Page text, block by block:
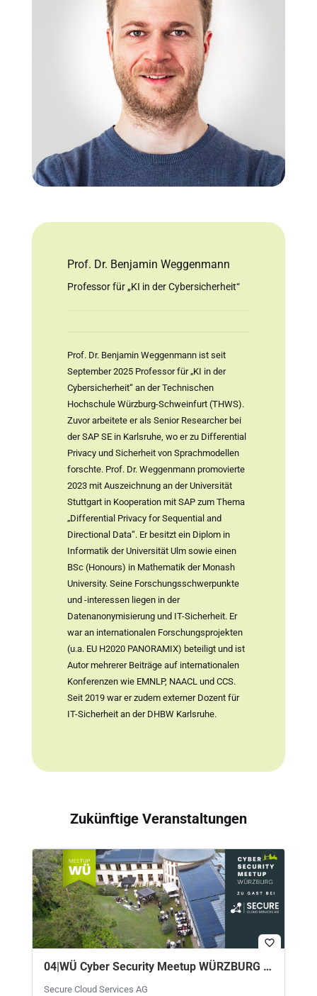
Prof. Dr. Benjamin Weggenmann
Professor für „KI in der Cybersicherheit“
Prof. Dr. Benjamin Weggenmann ist seit
September 2025 Professor für „KI in der
Cybersicherheit“ an der Technischen
Hochschule Würzburg-Schweinfurt (THWS).
Zuvor arbeitete er als Senior Researcher bei
der SAP SE in Karlsruhe, wo er zu Differential
Privacy und Sicherheit von Sprachmodellen
forschte. Prof. Dr. Weggenmann promovierte
2023 mit Auszeichnung an der Universität
Stuttgart in Kooperation mit SAP zum Thema
„Differential Privacy for Sequential and
Directional Data“. Er besitzt ein Diplom in
Informatik der Universität Ulm sowie einen
BSc (Honours) in Mathematik der Monash
University. Seine Forschungsschwerpunkte
und -interessen liegen in der
Datenanonymisierung und IT-Sicherheit. Er
war an internationalen Forschungsprojekten
(u.a. EU H2020 PANORAMIX) beteiligt und ist
Autor mehrerer Beiträge auf internationalen
Konferenzen wie EMNLP, NAACL und CCS.
Seit 2019 war er zudem externer Dozent für
IT-Sicherheit an der DHBW Karlsruhe.
Zukünftige Veranstaltungen
favorite_border
04|WÜ Cyber Security Meetup WÜRZBURG bei Secure Cloud Services AG
Secure Cloud Services AG